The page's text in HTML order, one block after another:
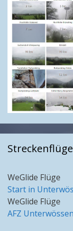
WeGlide Flüge
Start in
WeGlide Flüge
AFZ